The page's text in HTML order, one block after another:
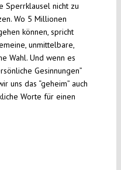
Sperrklausel nicht zu
Wo 5 Millionen
können, spricht
unmittelbare,
Wahl. Und wenn es
Gesinnungen”
uns das “geheim” auch
Worte für einen